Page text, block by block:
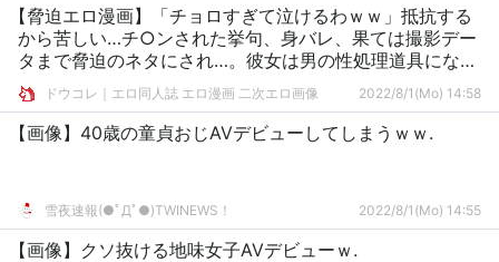
【脅迫エロ漫画】「チョロすぎて泣けるわｗｗ」抵抗する
から苦しい…チ○ンされた挙句、身バレ、果ては撮影デー
タまで脅迫のネタにされ…。彼女は男の性処理道具になっ
てしまい…。
ドウコレ｜エロ同人誌 エロ漫画 二次エロ画像 2022/8/1(Mo) 14:58
【画像】40歳の童貞おじAVデビューしてしまうｗｗ.
雪夜速報(●ﾟДﾟ●)TWINEWS！ 2022/8/1(Mo) 14:55
【画像】クソ抜ける地味女子AVデビューｗ.